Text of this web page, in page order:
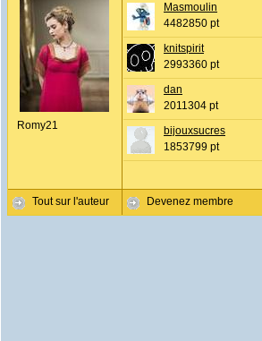
Romy21
Tout sur l'auteur
Masmoulin
4482850 pt
knitspirit
2993360 pt
dan
2011304 pt
bijouxsucres
1853799 pt
Devenez membre